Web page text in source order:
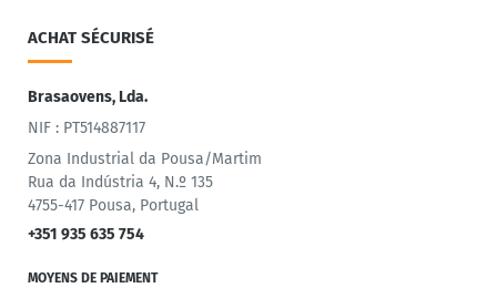
ACHAT SÉCURISÉ
Brasaovens, Lda.
NIF : PT514887117
Zona Industrial da Pousa/Martim
Rua da Indústria 4, N.º 135
4755-417 Pousa, Portugal
+351 935 635 754
MOYENS DE PAIEMENT